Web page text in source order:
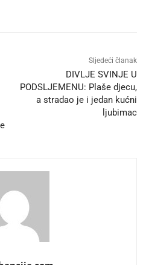
Sljedeći članak
DIVLJE SVINJE U
PODSLJEMENU: Plaše djecu,
a stradao je i jedan kućni
ljubimac